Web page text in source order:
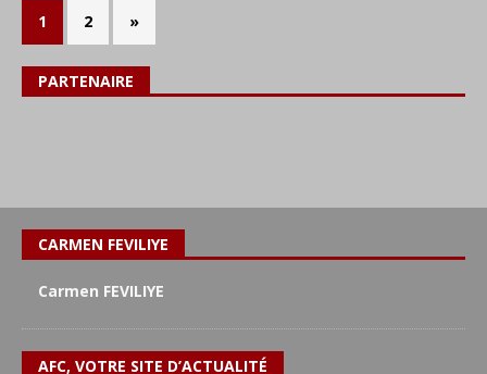
1 2 »
PARTENAIRE
CARMEN FEVILIYE
Carmen FEVILIYE
AFC, VOTRE SITE D’ACTUALITÉ